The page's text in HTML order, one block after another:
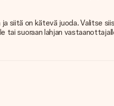
siitä on kätevä juoda. Valitse
suoraan lahjan